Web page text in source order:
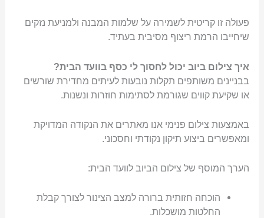
פעולה זו קריטית לשמירה על שלמות המבנה ולמניעת נזקים
שיחייבו הרמת ריצוף מסיבית בעתיד.
איך צילום ביוב יכול לחסוך לי כסף בוועד הבית?
בבניינים משותפים תקלות נובעות לעיתים מחדירת שורשים
או שקיעת קווים שגורמת לסתימות חוזרות ונשנות.
באמצעות צילום פנימי אנו מאתרים את הנקודה המדויקת
ומאפשרים ביצוע תיקון נקודתי וחסכוני.
הערך המוסף של צילום הביוב לוועד הבית:
הוכחה חזותית ברורה למצב הצינור לצורך קבלת
החלטות מושכלות.